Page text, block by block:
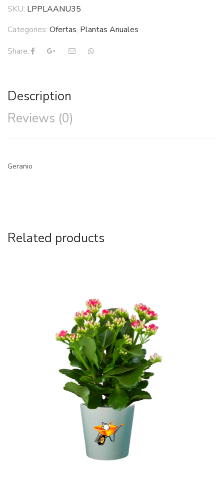
SKU: LPPLAANU35
Categories: Ofertas, Plantas Anuales
Share:
Description
Reviews (0)
Geranio
Related products